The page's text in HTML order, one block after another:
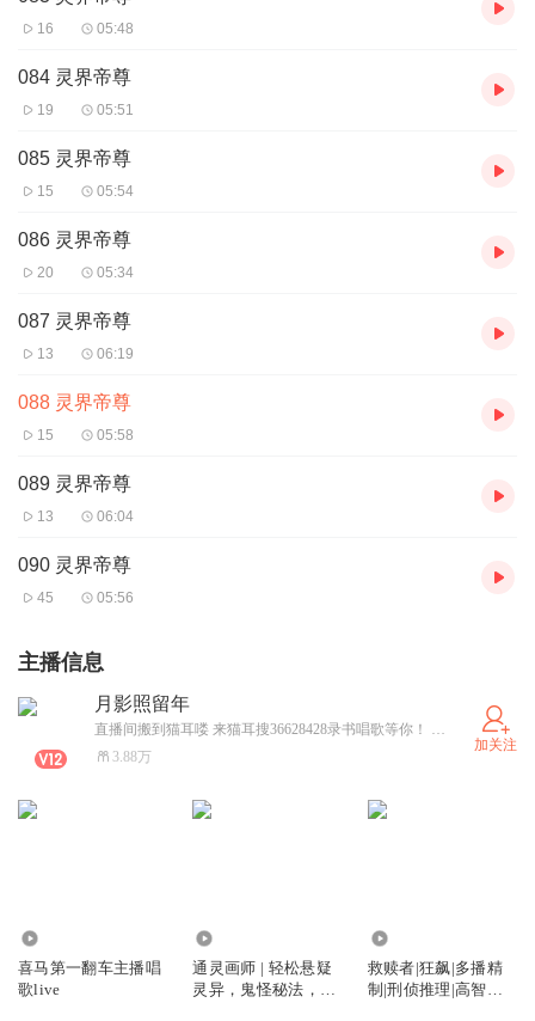
16 05:48
084 灵界帝尊
19 05:51
085 灵界帝尊
15 05:54
086 灵界帝尊
20 05:34
087 灵界帝尊
13 06:19
088 灵界帝尊
15 05:58
089 灵界帝尊
13 06:04
090 灵界帝尊
45 05:56
主播信息
月影照留年
直播间搬到猫耳喽 来猫耳搜36628428录书唱歌等你！ 正在更新作品：《清妖》《异案录》《北镇抚司第一仵作》《盗墓：从观山太保开始传承》《王妃又来要休书》《罪无可恕》等... 代表作《簪缨》《迷雾重重》《人在贞观，科学破案》《晚明风华》等..
3.88万
加关注
喜马第一翻车主播唱
歌live
通灵画师 | 轻松悬疑
灵异，鬼怪秘法，道
救赎者|狂飙|多播精
制|刑侦推理|高智商